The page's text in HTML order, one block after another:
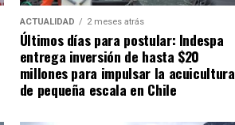
ACTUALIDAD 2 meses atrás
Últimos días para postular: Indespa
entrega inversión de hasta $20
millones para impulsar la acuicultura
de pequeña escala en Chile